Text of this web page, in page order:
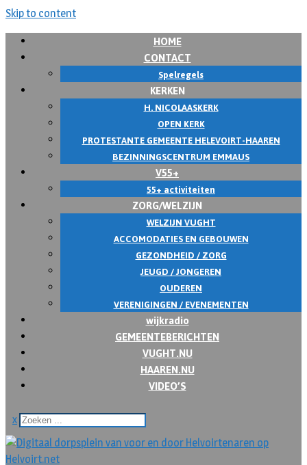
Skip to content
HOME
CONTACT
Spelregels
KERKEN
H. NICOLAASKERK
OPEN KERK
PROTESTANTE GEMEENTE HELEVOIRT-HAAREN
BEZINNINGSCENTRUM EMMAUS
V55+
55+ activiteiten
ZORG/WELZIJN
WELZIJN VUGHT
ACCOMODATIES EN GEBOUWEN
GEZONDHEID / ZORG
JEUGD / JONGEREN
OUDEREN
VERENIGINGEN / EVENEMENTEN
wijkradio
GEMEENTEBERICHTEN
VUGHT.NU
HAAREN.NU
VIDEO’S
x